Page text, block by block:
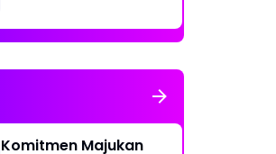
Alhamdulillah Hari ini
Wajo resmi menjadi
(Penggerak Cinta
Lingkungan)
SULTENG, BOBI IRAWAN
DAN JHON PIMPINAN
Komitmen Majukan